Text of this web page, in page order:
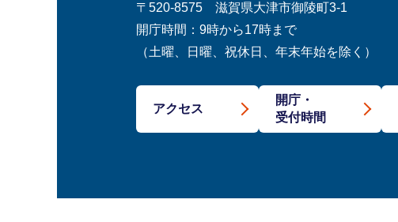
〒520-8575 滋賀県大津市御陵町3-1
開庁時間：9時から17時まで
（土曜、日曜、祝休日、年末年始を除く）
アクセス
開庁・
受付時間